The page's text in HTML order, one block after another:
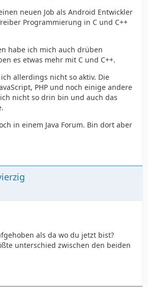
neuen Job als Android Entwickler
Programmierung in C und C++
habe ich mich auch drüben
es etwas mehr mit C und C++.
allerdings nicht so aktiv. Die
PHP und noch einige andere
nicht so drin bin und auch das
in einem Java Forum. Bin dort aber
als da wo du jetzt bist?
unterschied zwischen den beiden